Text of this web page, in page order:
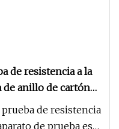
de resistencia a la
de anillo de cartón
de
máquina de prueba
de resistencia
de prueba es